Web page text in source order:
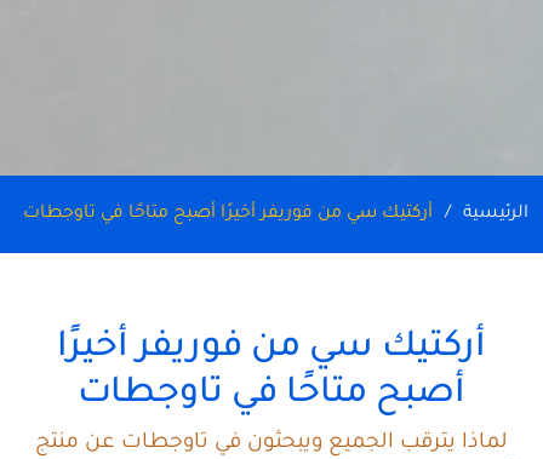
الرئيسية أركتيك سي من فوريفر أخيرًا أصبح متاحًا في تاوجطات
أركتيك سي من فوريفر أخيرًا
أصبح متاحًا في تاوجطات
لماذا يترقب الجميع ويبحثون في تاوجطات عن منتج